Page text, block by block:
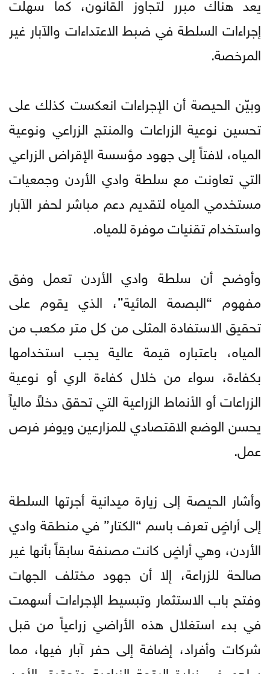
إجراءات السلطة في ضبط الاعتداءات والآبار غير
المرخصة.
وبيّن الحيصة أن الإجراءات انعكست كذلك على
تحسين نوعية الزراعات والمنتج الزراعي ونوعية
المياه، لافتاً إلى جهود مؤسسة الإقراض الزراعي
التي تعاونت مع سلطة وادي الأردن وجمعيات
مستخدمي المياه لتقديم دعم مباشر لحفر الآبار
واستخدام تقنيات موفرة للمياه.
وأوضح أن سلطة وادي الأردن تعمل وفق
مفهوم “البصمة المائية”، الذي يقوم على
تحقيق الاستفادة المثلى من كل متر مكعب من
المياه، باعتباره قيمة عالية يجب استخدامها
بكفاءة، سواء من خلال كفاءة الري أو نوعية
الزراعات أو الأنماط الزراعية التي تحقق دخلاً مالياً
يحسن الوضع الاقتصادي للمزارعين ويوفر فرص
عمل.
وأشار الحيصة إلى زيارة ميدانية أجرتها السلطة
إلى أراضٍ تعرف باسم “الكتار” في منطقة وادي
الأردن، وهي أراضٍ كانت مصنفة سابقاً بأنها غير
صالحة للزراعة، إلا أن جهود مختلف الجهات
وفتح باب الاستثمار وتبسيط الإجراءات أسهمت
في بدء استغلال هذه الأراضي زراعياً من قبل
شركات وأفراد، إضافة إلى حفر آبار فيها، مما